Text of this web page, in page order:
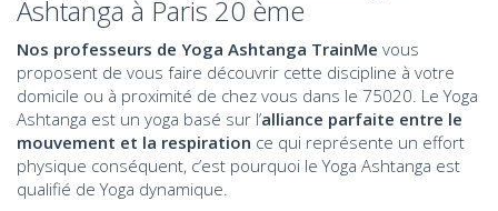
Ashtanga à Paris 20 ème
Nos professeurs de Yoga Ashtanga TrainMe vous
proposent de vous faire découvrir cette discipline à votre
domicile ou à proximité de chez vous dans le 75020. Le Yoga
Ashtanga est un yoga basé sur l’alliance parfaite entre le
mouvement et la respiration ce qui représente un effort
physique conséquent, c’est pourquoi le Yoga Ashtanga est
qualifié de Yoga dynamique.